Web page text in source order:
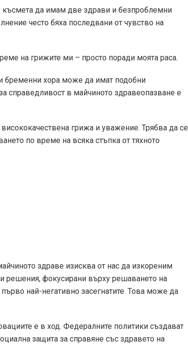
да имам две здрави и безпроблемни
често бяха последвани от чувство на
на грижите ми – просто поради моята раса.
бременни хора може да имат подобни
справедливост в майчиното здравеопазване е
грижа и уважение. Трябва да се
по време на всяка стъпка от тяхното
здраве изисква от нас да изкореним
решения, фокусирани върху решаването на
най-негативно засегнатите. Това може да
е в ход. Федералните политики създават
защита за справяне със здравето на